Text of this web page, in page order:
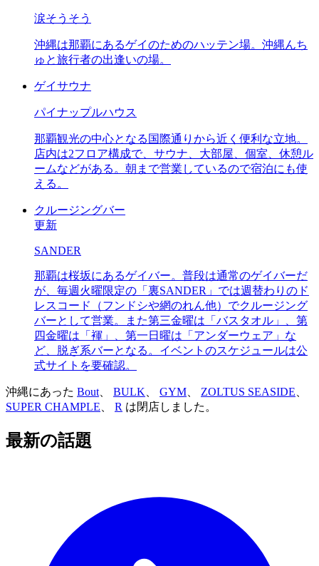
涙そうそう
沖縄は那覇にあるゲイのためのハッテン場。沖縄んち
ゅと旅行者の出逢いの場。
ゲイサウナ
パイナップルハウス
那覇観光の中心となる国際通りから近く便利な立地。
店内は2フロア構成で、サウナ、大部屋、個室、休憩ル
ームなどがある。朝まで営業しているので宿泊にも使
える。
クルージングバー
更新
SANDER
那覇は桜坂にあるゲイバー。普段は通常のゲイバーだ
が、毎週火曜限定の「裏SANDER」では週替わりのド
レスコード（フンドシや網のれん他）でクルージング
バーとして営業。また第三金曜は「バスタオル」、第
四金曜は「褌」、第一日曜は「アンダーウェア」な
ど、脱ぎ系バーとなる。イベントのスケジュールは公
式サイトを要確認。
沖縄にあった Bout、 BULK、 GYM、 ZOLTUS SEASIDE、
SUPER CHAMPLE、 R は閉店しました。
最新の話題